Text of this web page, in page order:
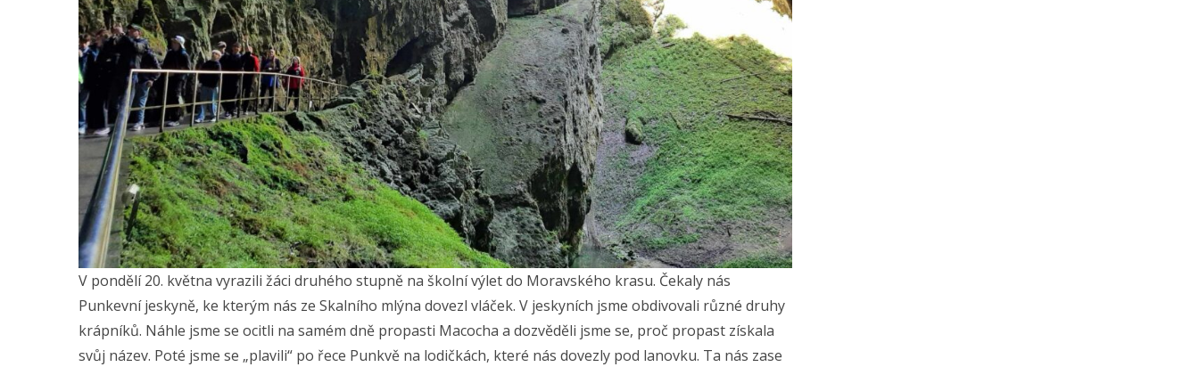
V pondělí 20. května vyrazili žáci druhého stupně na školní výlet do Moravského krasu. Čekaly nás
Punkevní jeskyně, ke kterým nás ze Skalního mlýna dovezl vláček. V jeskyních jsme obdivovali různé druhy
krápníků. Náhle jsme se ocitli na samém dně propasti Macocha a dozvěděli jsme se, proč propast získala
svůj název. Poté jsme se „plavili“ po řece Punkvě na lodičkách, které nás dovezly pod lanovku. Ta nás zase